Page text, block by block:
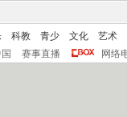
科教 青少 文化
艺术
赛事直播 网络